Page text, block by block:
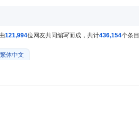
121,994位网友共同编写而成，共计436,154个条目
繁体中文